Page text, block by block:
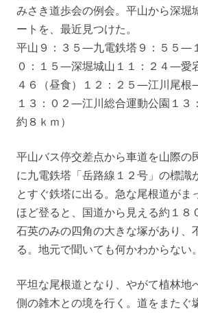
みさき道歩会の例会。平山から深堀
ートを、最近見つけた。
平山９：３５—九電鉄塔９：５５—
０：１５—深堀城山１１：２４—愛
４６（昼食）１２：２５—江川尾
１３：０２—江川総合運動公園１３
約８ｋｍ）
平山バス停交差点から車道を山際の
に九電鉄塔「岳路線１２号」の標識
とすぐ鉄塔に出る。急な尾根道がま
ほど登ると、国道から見える約１８
石英のみの四角の大きな塚があり、
る。地元で聞いても何かわからない。
平坦な尾根道となり、やがて植林地
側の雑木との境を行く。道をまたぐ